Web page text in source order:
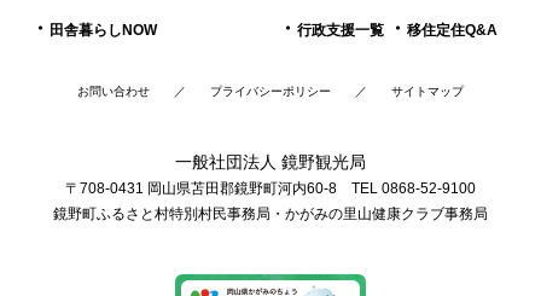
田舎暮らしNOW 行政支援一覧 移住定住Q&A
お問い合わせ プライバシーポリシー サイトマップ
一般社団法人 鏡野観光局
〒708-0431 岡山県苫田郡鏡野町河内60-8 TEL 0868-52-9100
鏡野町ふるさと村特別村民事務局・かがみの里山健康クラブ事務局